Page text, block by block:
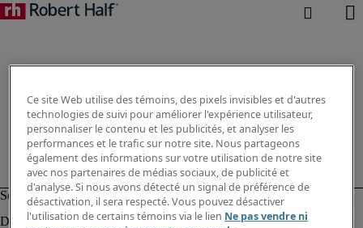
Ce site Web utilise des témoins, des pixels invisibles et d'autres
technologies de suivi pour améliorer l'expérience utilisateur,
personnaliser le contenu et les publicités, et analyser les
performances et le trafic sur notre site. Nous partageons
également des informations sur votre utilisation de notre site
avec nos partenaires de médias sociaux, de publicité et
d'analyse. Si nous avons détecté un signal de préférence de
désactivation, il sera respecté. Vous pouvez désactiver
l'utilisation de certains témoins via le lien Ne pas vendre ni